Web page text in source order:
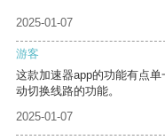
2025-01-07
游客
这款加速器app的功能有点
动切换线路的功能。
2025-01-07